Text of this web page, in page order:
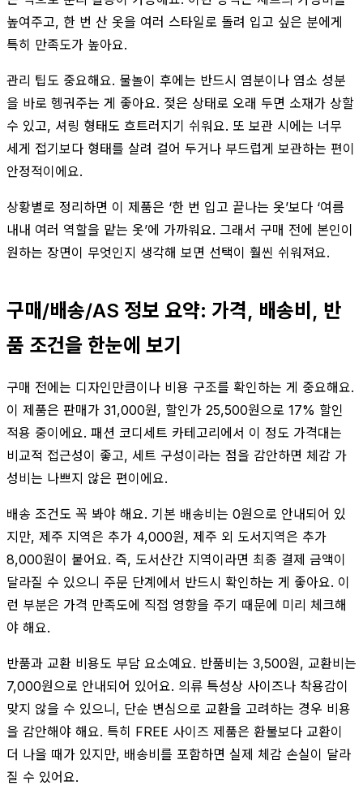
높여주고, 한 번 산 옷을 여러 스타일로 돌려 입고 싶은 분에게
특히 만족도가 높아요.
관리 팁도 중요해요. 물놀이 후에는 반드시 염분이나 염소 성분
을 바로 헹궈주는 게 좋아요. 젖은 상태로 오래 두면 소재가 상할
수 있고, 셔링 형태도 흐트러지기 쉬워요. 또 보관 시에는 너무
세게 접기보다 형태를 살려 걸어 두거나 부드럽게 보관하는 편이
안정적이에요.
상황별로 정리하면 이 제품은 ‘한 번 입고 끝나는 옷’보다 ‘여름
내내 여러 역할을 맡는 옷’에 가까워요. 그래서 구매 전에 본인이
원하는 장면이 무엇인지 생각해 보면 선택이 훨씬 쉬워져요.
구매/배송/AS 정보 요약: 가격, 배송비, 반
품 조건을 한눈에 보기
구매 전에는 디자인만큼이나 비용 구조를 확인하는 게 중요해요.
이 제품은 판매가 31,000원, 할인가 25,500원으로 17% 할인
적용 중이에요. 패션 코디세트 카테고리에서 이 정도 가격대는
비교적 접근성이 좋고, 세트 구성이라는 점을 감안하면 체감 가
성비는 나쁘지 않은 편이에요.
배송 조건도 꼭 봐야 해요. 기본 배송비는 0원으로 안내되어 있
지만, 제주 지역은 추가 4,000원, 제주 외 도서지역은 추가
8,000원이 붙어요. 즉, 도서산간 지역이라면 최종 결제 금액이
달라질 수 있으니 주문 단계에서 반드시 확인하는 게 좋아요. 이
런 부분은 가격 만족도에 직접 영향을 주기 때문에 미리 체크해
야 해요.
반품과 교환 비용도 부담 요소예요. 반품비는 3,500원, 교환비는
7,000원으로 안내되어 있어요. 의류 특성상 사이즈나 착용감이
맞지 않을 수 있으니, 단순 변심으로 교환을 고려하는 경우 비용
을 감안해야 해요. 특히 FREE 사이즈 제품은 환불보다 교환이
더 나을 때가 있지만, 배송비를 포함하면 실제 체감 손실이 달라
질 수 있어요.